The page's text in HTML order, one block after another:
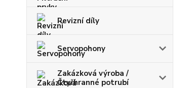
Revizní díly
Servopohony
Zakázková výroba /
Čtyřhranné potrubí